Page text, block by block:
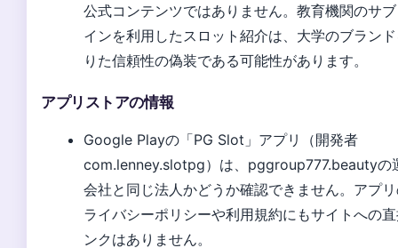
公式コンテンツではありません。教育機関のサ
インを利用したスロット紹介は、大学のブラン
りた信頼性の偽装である可能性があります。
アプリストアの情報
Google Playの「PG Slot」アプリ（開発者
com.lenney.slotpg）は、pggroup777.beautyの
会社と同じ法人かどうか確認できません。アプ
ライバシーポリシーや利用規約にもサイトへの
ンクはありません。